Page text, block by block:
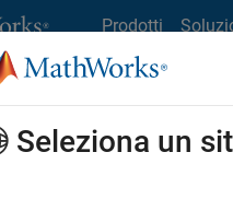
Prodotti
nei sistemi di
Caso dei clienti
Seleziona un